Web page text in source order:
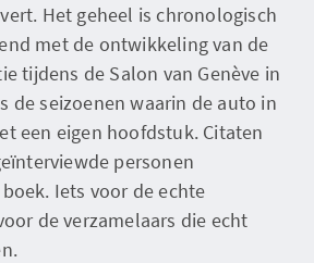
Het geheel is chronologisch
met de ontwikkeling van de
tijdens de Salon van Genève in
de seizoenen waarin de auto in
een eigen hoofdstuk. Citaten
personen
Iets voor de echte
de verzamelaars die echt